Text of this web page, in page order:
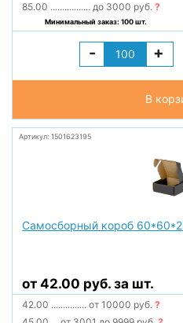
85.00 ................. до 3000 руб.?
Минимальный заказ: 100 шт.
- +
В
Артикул: 1501623195
Самосборный короб
от 42.00 руб. за шт.
42.00 ............... от 10000 руб.?